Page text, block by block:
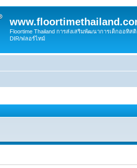
Floortime Thailand การส่งเสริมพัฒนาการเด็กออทิ
DIR/ฟลอร์ไทม์